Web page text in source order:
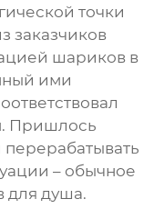
точки
заказчиков
шариков в
ими
Пришлось
перерабатывать
– обычное
для душа.